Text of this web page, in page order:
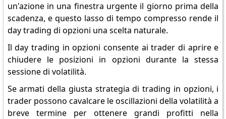
un'azione in una finestra urgente il giorno prima della
scadenza, e questo lasso di tempo compresso rende il
day trading di opzioni una scelta naturale.
Il day trading in opzioni consente ai trader di aprire e
chiudere le posizioni in opzioni durante la stessa
sessione di volatilità.
Se armati della giusta strategia di trading in opzioni, i
trader possono cavalcare le oscillazioni della volatilità a
breve termine per ottenere grandi profitti nella